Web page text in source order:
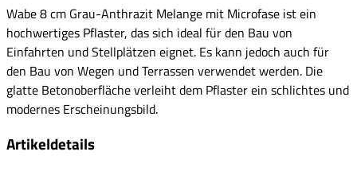
Wabe 8 cm Grau-Anthrazit Melange mit Microfase ist ein
hochwertiges Pflaster, das sich ideal für den Bau von
Einfahrten und Stellplätzen eignet. Es kann jedoch auch für
den Bau von Wegen und Terrassen verwendet werden. Die
glatte Betonoberfläche verleiht dem Pflaster ein schlichtes und
modernes Erscheinungsbild.
Artikeldetails